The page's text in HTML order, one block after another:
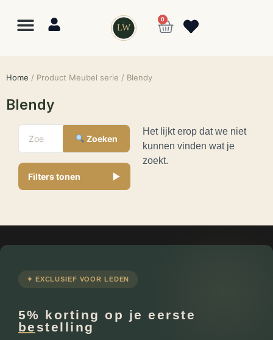
LW
0
Home / Product Meubel serie / Blendy
Blendy
Zoeken
Filters tonen ▼
FILTEREN
Het lijkt erop dat we niet
kunnen vinden wat je
zoekt.
✦ EXCLUSIEF VOOR LEDEN
5% korting op je eerste
bestelling
Online